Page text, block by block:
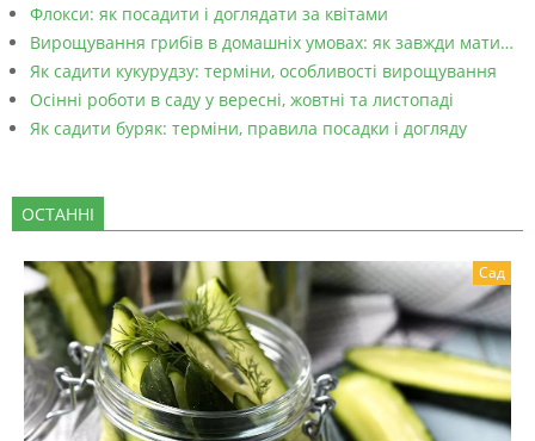
Флокси: як посадити і доглядати за квітами
Вирощування грибів в домашніх умовах: як завжди мати…
Як садити кукурудзу: терміни, особливості вирощування
Осінні роботи в саду у вересні, жовтні та листопаді
Як садити буряк: терміни, правила посадки і догляду
ОСТАННІ
Сад